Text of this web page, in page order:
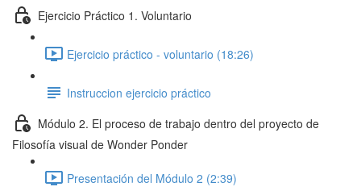
Ejercicio Práctico 1. Voluntario
Ejercicio práctico - voluntario (18:26)
Instruccion ejercicio práctico
Módulo 2. El proceso de trabajo dentro del proyecto de
Filosofía visual de Wonder Ponder
Presentación del Módulo 2 (2:39)